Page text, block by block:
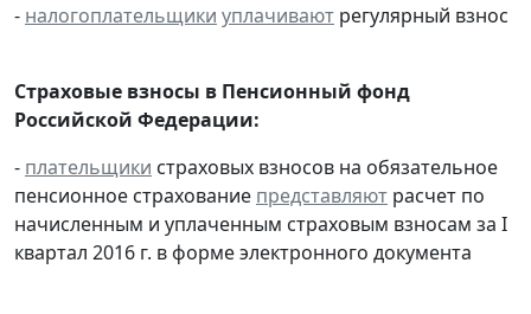
- налогоплательщики уплачивают регулярный взнос
Страховые взносы в Пенсионный фонд
Российской Федерации:
- плательщики страховых взносов на обязательное
пенсионное страхование представляют расчет по
начисленным и уплаченным страховым взносам за I
квартал 2016 г. в форме электронного документа